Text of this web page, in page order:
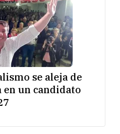
se aleja de
un candidato